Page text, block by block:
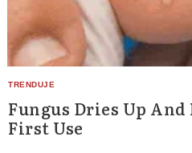
Fungus Dries Up
First Use